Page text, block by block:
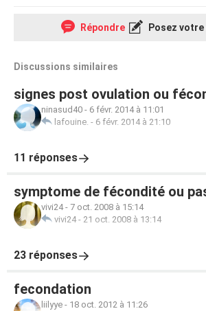
Répondre Posez
Discussions similaires
signes post ovulation ou
ninasud40 - 6 févr. 2014 à 11:01
lafouine. - 6 févr. 2014 à 21:10
11 réponses
symptome de fécondité ou
vivi24- 7 oct. 2008 à 15:14
vivi24- 21 oct. 2008 à 13:14
23 réponses
fecondation
liilyye - 18 oct. 2012 à 11:26